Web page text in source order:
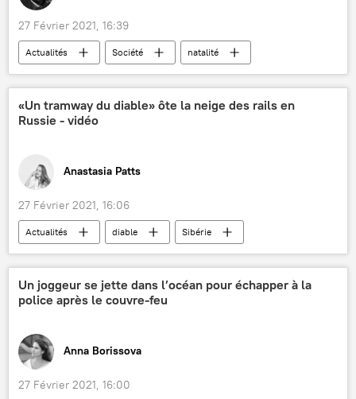
27 Février 2021, 16:39
Actualités Société
natalité
France
«Un tramway du diable» ôte la neige des rails en
Russie - vidéo
Anastasia Patts
27 Février 2021, 16:06
Actualités diable
Sibérie
neige
Russie
Un joggeur se jette dans l’océan pour échapper à la
police après le couvre-feu
Anna Borissova
27 Février 2021, 16:00